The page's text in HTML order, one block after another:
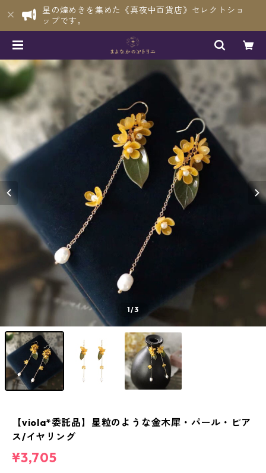
星の煌めきを集めた《真夜中百貨店》セレクトショ
ップです。
1/3
【viola*委託品】星粒のような金木犀・パール・ピア
ス/イヤリング
¥3,705